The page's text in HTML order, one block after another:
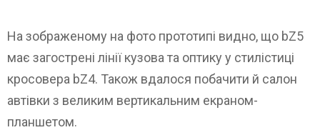
На зображеному на фото прототипі видно, що bZ5
має загострені лінії кузова та оптику у стилістиці
кросовера bZ4. Також вдалося побачити й салон
автівки з великим вертикальним екраном-
планшетом.